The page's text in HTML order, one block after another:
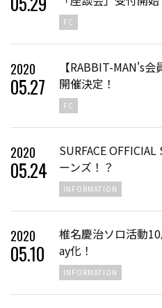
FC
2020
05.27
【RABBIT-MAN's
開催決定！
FC
2020
05.24
SURFACE
ーンズ！？
INFORMATION
2020
05.10
椎名慶治ソロ活動
ay化！
INFORMATION